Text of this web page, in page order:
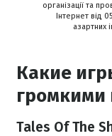
організації та
Інтернет від
азартних
Какие
громкими
Tales Of The